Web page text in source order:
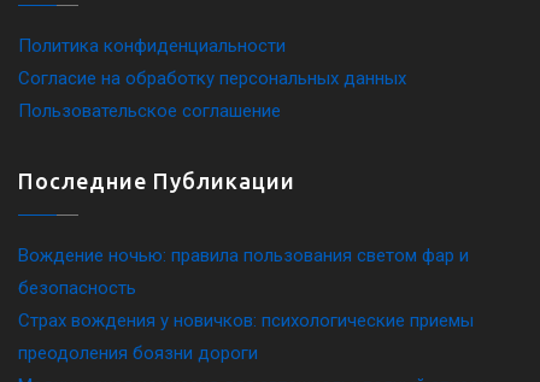
Политика конфиденциальности
Согласие на обработку персональных данных
Пользовательское соглашение
Последние Публикации
Вождение ночью: правила пользования светом фар и
безопасность
Страх вождения у новичков: психологические приемы
преодоления боязни дороги